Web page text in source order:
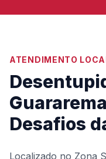
ATENDIMENTO
Desafios
Localizado no Zona